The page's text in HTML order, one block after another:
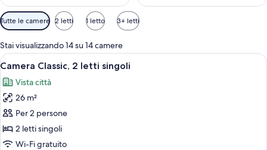
Filtri
disponibili
per
le
camere
Tutte le camere 2 letti 1 letto 3+ letti
Stai visualizzando 14 su 14 camere
Apri
tutte
le
foto
per
Camera
Classic,
Una camera d'albergo con due letti,
6
Camera Classic, 2 letti singoli
Vista città
26 m²
Per 2 persone
2 letti singoli
Wi-Fi gratuito